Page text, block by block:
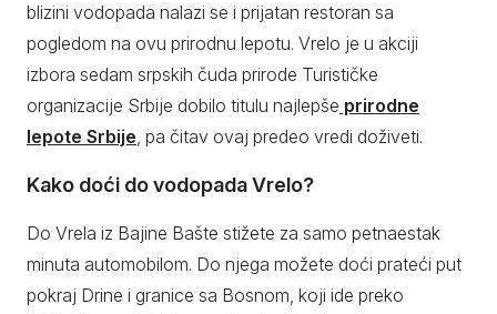
blizini vodopada nalazi se i prijatan restoran sa
pogledom na ovu prirodnu lepotu. Vrelo je u akciji
izbora sedam srpskih čuda prirode Turističke
organizacije Srbije dobilo titulu najlepše prirodne
lepote Srbije, pa čitav ovaj predeo vredi doživeti.
Kako doći do vodopada Vrelo?
Do Vrela iz Bajine Bašte stižete za samo petnaestak
minuta automobilom. Do njega možete doći prateći put
pokraj Drine i granice sa Bosnom, koji ide preko